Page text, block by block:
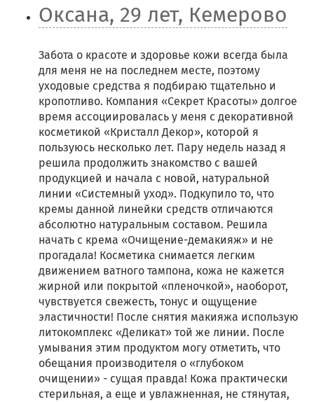
Оксана, 29 лет, Кемерово
Забота о красоте и здоровье кожи всегда была
для меня не на последнем месте, поэтому
уходовые средства я подбираю тщательно и
кропотливо. Компания «Секрет Красоты» долгое
время ассоциировалась у меня с декоративной
косметикой «Кристалл Декор», которой я
пользуюсь несколько лет. Пару недель назад я
решила продолжить знакомство с вашей
продукцией и начала с новой, натуральной
линии «Системный уход». Подкупило то, что
кремы данной линейки средств отличаются
абсолютно натуральным составом. Решила
начать с крема «Очищение-демакияж» и не
прогадала! Косметика снимается легким
движением ватного тампона, кожа не кажется
жирной или покрытой «пленочкой», наоборот,
чувствуется свежесть, тонус и ощущение
эластичности! После снятия макияжа использую
литокомплекс «Деликат» той же линии. После
умывания этим продуктом могу отметить, что
обещания производителя о «глубоком
очищении» - сущая правда! Кожа практически
стерильная, а еще и увлажненная, не стянутая,